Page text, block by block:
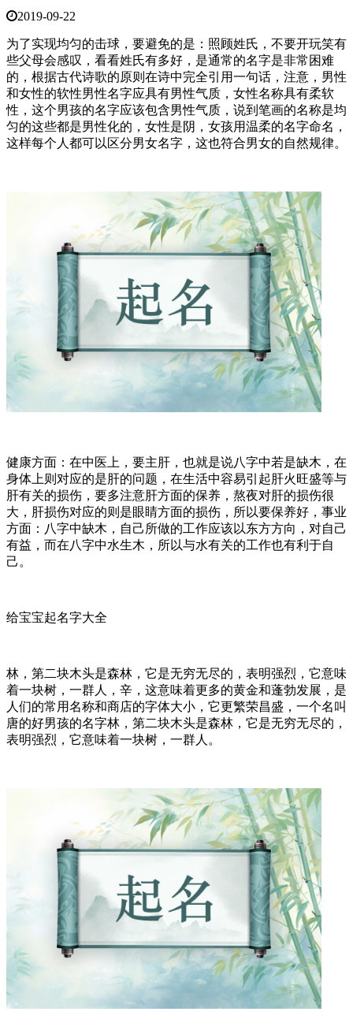
2019-09-22
为了实现均匀的击球，要避免的是：照顾姓氏，不要开玩笑有
些父母会感叹，看看姓氏有多好，是通常的名字是非常困难
的，根据古代诗歌的原则在诗中完全引用一句话，注意，男性
和女性的软性男性名字应具有男性气质，女性名称具有柔软
性，这个男孩的名字应该包含男性气质，说到笔画的名称是均
匀的这些都是男性化的，女性是阴，女孩用温柔的名字命名，
这样每个人都可以区分男女名字，这也符合男女的自然规律。
健康方面：在中医上，要主肝，也就是说八字中若是缺木，在
身体上则对应的是肝的问题，在生活中容易引起肝火旺盛等与
肝有关的损伤，要多注意肝方面的保养，熬夜对肝的损伤很
大，肝损伤对应的则是眼睛方面的损伤，所以要保养好，事业
方面：八字中缺木，自己所做的工作应该以东方方向，对自己
有益，而在八字中水生木，所以与水有关的工作也有利于自
己。
给宝宝起名字大全
林，第二块木头是森林，它是无穷无尽的，表明强烈，它意味
着一块树，一群人，辛，这意味着更多的黄金和蓬勃发展，是
人们的常用名称和商店的字体大小，它更繁荣昌盛，一个名叫
唐的好男孩的名字林，第二块木头是森林，它是无穷无尽的，
表明强烈，它意味着一块树，一群人。